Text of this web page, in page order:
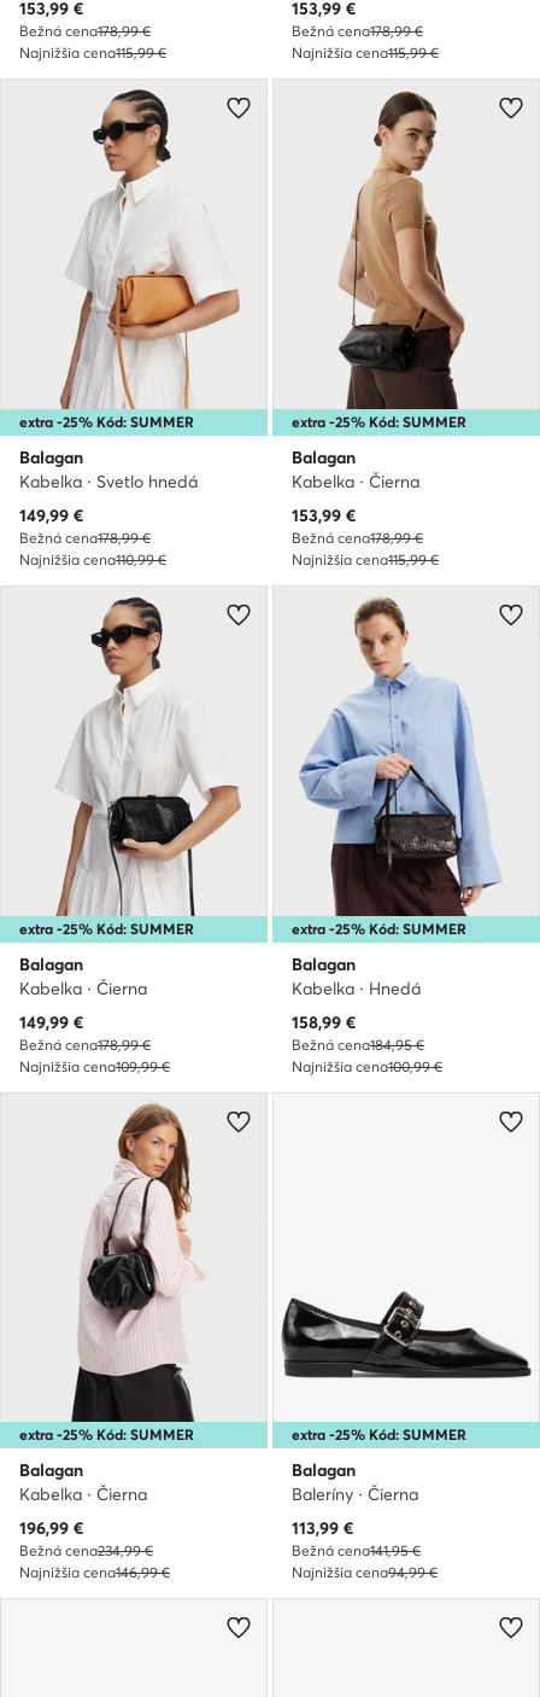
Aktuálna cena
153,99 €
Bežná cena178,99 €
Najnižšia cena115,99 €
Aktuálna cena
153,99 €
Bežná cena178,99 €
Najnižšia cena115,99 €
extra -25% Kód: SUMMER
Balagan
Kabelka · Svetlo hnedá
Aktuálna cena
149,99 €
Bežná cena178,99 €
Najnižšia cena110,99 €
extra -25% Kód: SUMMER
Balagan
Kabelka · Čierna
Aktuálna cena
153,99 €
Bežná cena178,99 €
Najnižšia cena115,99 €
extra -25% Kód: SUMMER
Balagan
Kabelka · Čierna
Aktuálna cena
149,99 €
Bežná cena178,99 €
Najnižšia cena109,99 €
extra -25% Kód: SUMMER
Balagan
Kabelka · Hnedá
Aktuálna cena
158,99 €
Bežná cena184,95 €
Najnižšia cena100,99 €
extra -25% Kód: SUMMER
Balagan
Kabelka · Čierna
Aktuálna cena
196,99 €
Bežná cena234,99 €
Najnižšia cena146,99 €
extra -25% Kód: SUMMER
Balagan
Baleríny · Čierna
Aktuálna cena
113,99 €
Bežná cena141,95 €
Najnižšia cena94,99 €